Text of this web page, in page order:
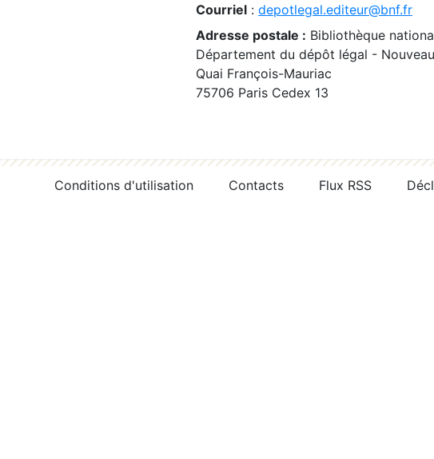
Courriel : depotlegal.editeur@bnf.fr
Adresse postale : Bibliothèque
Département du dépôt légal -
Quai François-Mauriac
75706 Paris Cedex 13
Conditions d'utilisation Contacts Flux RSS